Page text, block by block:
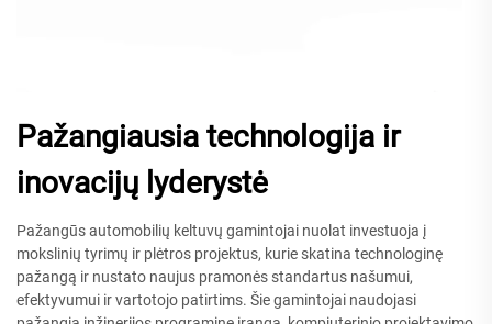
Pažangiausia technologija ir
inovacijų lyderystė
Pažangūs automobilių keltuvų gamintojai nuolat investuoja į
mokslinių tyrimų ir plėtros projektus, kurie skatina technologinę
pažangą ir nustato naujus pramonės standartus našumui,
efektyvumui ir vartotojo patirtims. Šie gamintojai naudojasi